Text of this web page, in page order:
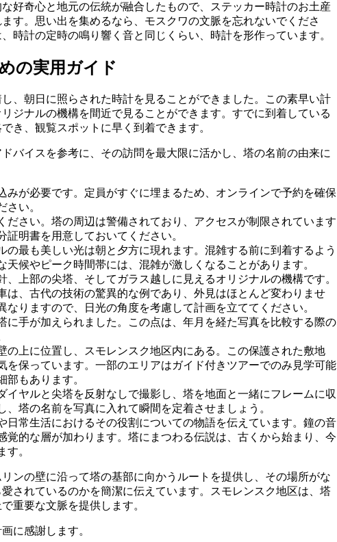
好奇心と地元の伝統が融合したもので、ステッカー時計のお土産
す。思い出を集めるなら、モスクワの文脈を忘れないでくださ
時計の定時の鳴り響く音と同じくらい、時計を形作っています。
の実用ガイド
、朝日に照らされた時計を見ることができました。この素早い計
ジナルの機構を間近で見ることができます。すでに到着している
き、観覧スポットに早く到着できます。
バイスを参考に、その訪問を最大限に活かし、塔の名前の由来に
みが必要です。定員がすぐに埋まるため、オンラインで予約を確保
さい。
ださい。塔の周辺は警備されており、アクセスが制限されています
明書を用意しておいてください。
の最も美しい光は朝と夕方に現れます。混雑する前に到着するよう
天候やピーク時間帯には、混雑が激しくなることがあります。
、上部の尖塔、そしてガラス越しに見えるオリジナルの機構です。
は、古代の技術の驚異的な例であり、外見はほとんど変わりませ
なりますので、日光の角度を考慮して計画を立ててください。
に手が加えられました。この点は、年月を経た写真を比較する際の
の上に位置し、スモレンスク地区内にある。この保護された敷地
を保っています。一部のエリアはガイド付きツアーでのみ見学可能
部もあります。
イヤルと尖塔を反射なしで撮影し、塔を地面と一緒にフレームに収
塔の名前を写真に入れて瞬間を定着させましょう。
日常生活におけるその役割についての物語を伝えています。鐘の音
覚的な層が加わります。塔にまつわる伝説は、古くから始まり、今
す。
ンの壁に沿って塔の基部に向かうルートを提供し、その場所がな
されているのかを簡潔に伝えています。スモレンスク地区は、塔
重要な文脈を提供します。
に感謝します。